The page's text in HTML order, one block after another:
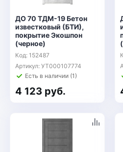
ДО 70 ТДМ-19 Бетон
известковый (БТИ),
покрытие Экошпон
(черное)
Код: 152487
Артикул: УТ000107774
Есть в наличии (1)
4 123 руб.